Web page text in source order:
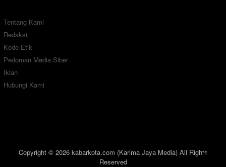
Tentang Kami
Redaksi
Kode Etik
Pedoman Media Siber
Iklan
Hubungi Kami
Copyright © 2026 kabarkota.com (Karima Jaya Media) All Rights
Reserved